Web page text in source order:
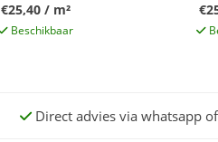
€25,40 / m²
Beschikbaar
Direct advies via whatsapp